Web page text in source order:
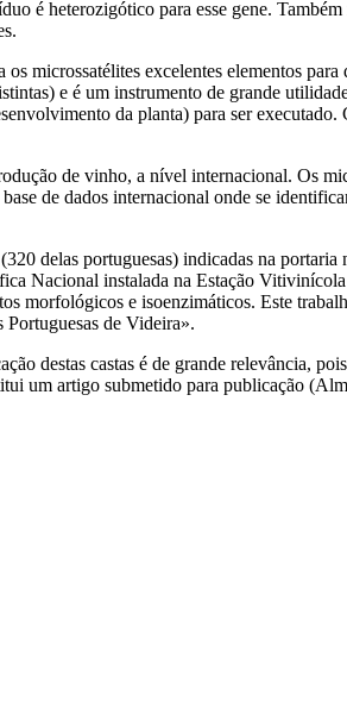
é heterozigótico para esse gene.
microssatélites excelentes elementos
e é um instrumento de grande
da planta) para ser executado.
de vinho, a nível internacional. Os
de dados internacional onde se
delas portuguesas) indicadas na portaria
Nacional instalada na Estação
morfológicos e isoenzimáticos. Este
de Videira».
destas castas é de grande relevância,
um artigo submetido para publicação